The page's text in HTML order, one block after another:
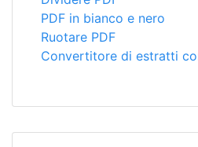
PDF in bianco e nero
Ruotare PDF
Convertitore di estratti